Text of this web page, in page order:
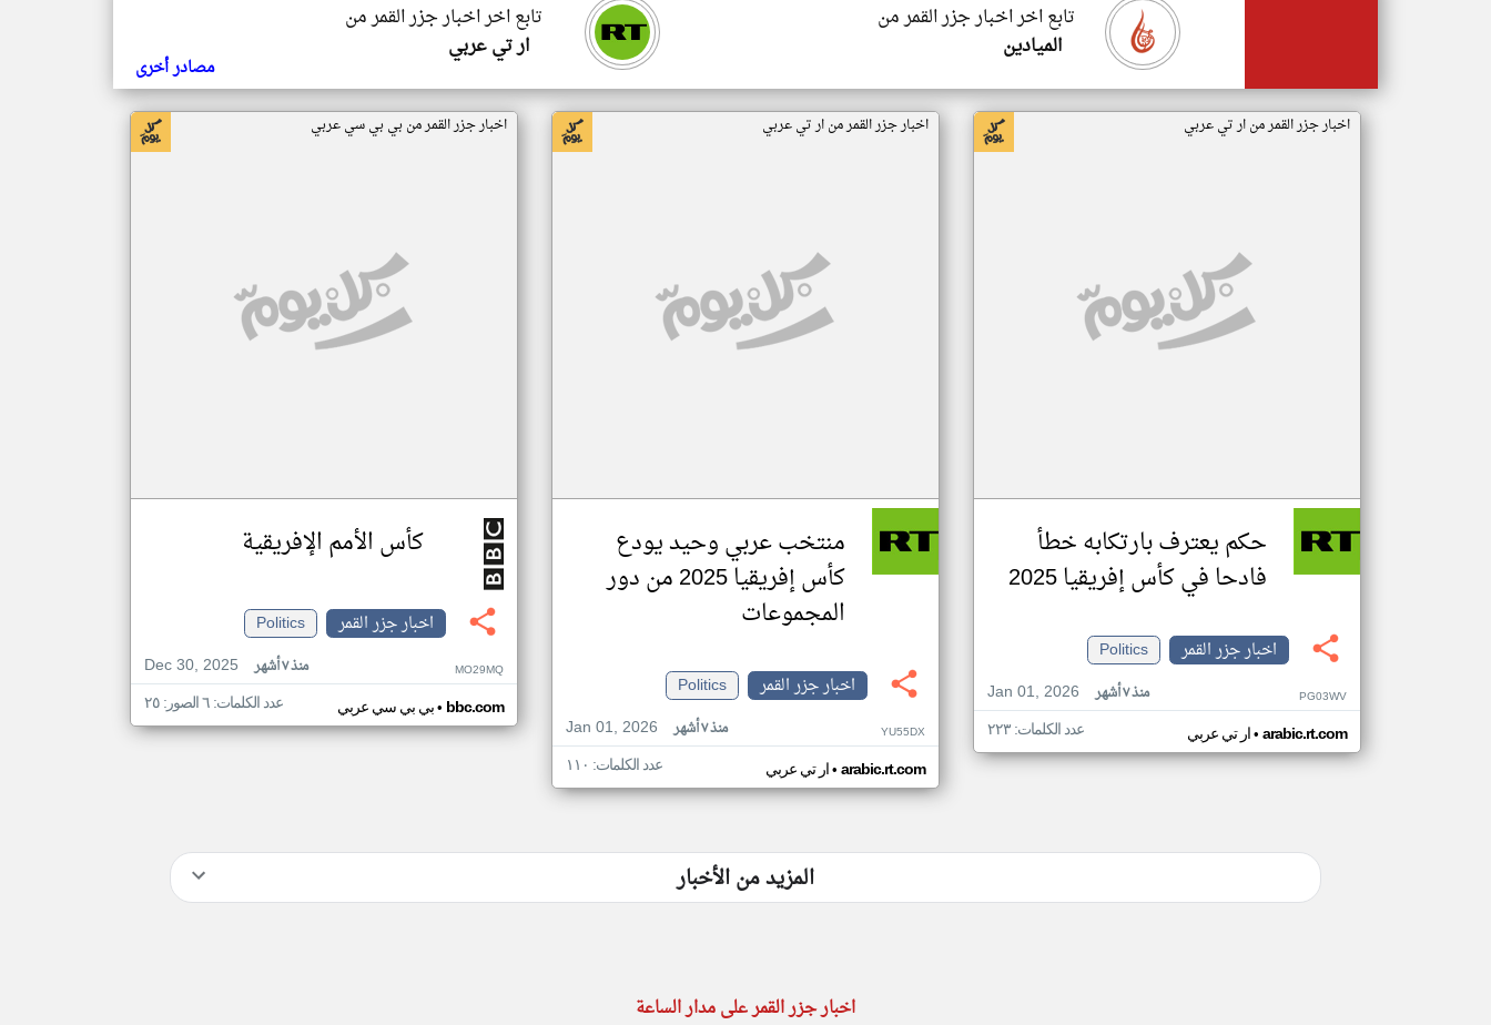
تابع اخر اخبار جزر القمر من
ار تي عربي
تابع اخر اخبار جزر القمر من
الميادين
مصادر أخرى
اخبار جزر القمر من ار تي عربي
حكم يعترف بارتكابه خطأ
فادحا في كأس إفريقيا 2025
اخبار جزر القمر
Politics
Jan 01, 2026
منذ ٧ أشهر PG03WV
ار تي عربي• arabic.rt.com عدد الكلمات: ٢٢٣
اخبار جزر القمر من ار تي عربي
منتخب عربي وحيد يودع
كأس إفريقيا 2025 من دور
المجموعات
اخبار جزر القمر
Politics
Jan 01, 2026
منذ ٧ أشهر YU55DX
ار تي عربي• arabic.rt.com عدد الكلمات: ١١٠
اخبار جزر القمر من بي بي سي عربي
كأس الأمم الإفريقية
اخبار جزر القمر
Politics
Dec 30, 2025
منذ ٧ أشهر MO29MQ
بي بي سي عربي• bbc.com عدد الكلمات: ٦ الصور: ٢٥
المزيد من الأخبار
اخبار جزر القمر على مدار الساعة